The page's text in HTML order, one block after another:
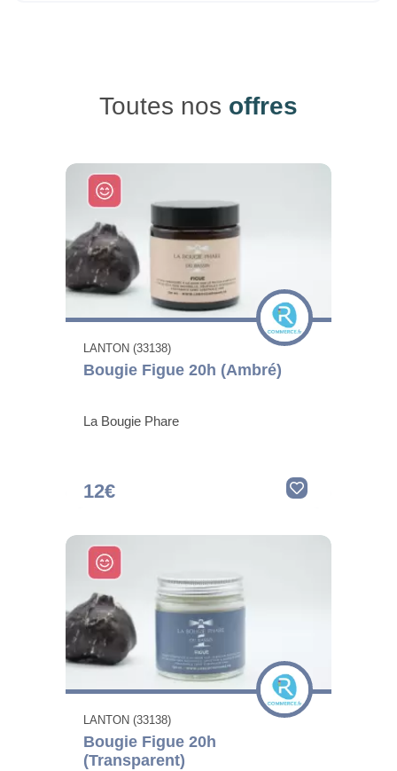
Toutes nos offres
LANTON (33138)
Bougie Figue 20h (Ambré)
La Bougie Phare
12€
LANTON (33138)
Bougie Figue 20h
(Transparent)